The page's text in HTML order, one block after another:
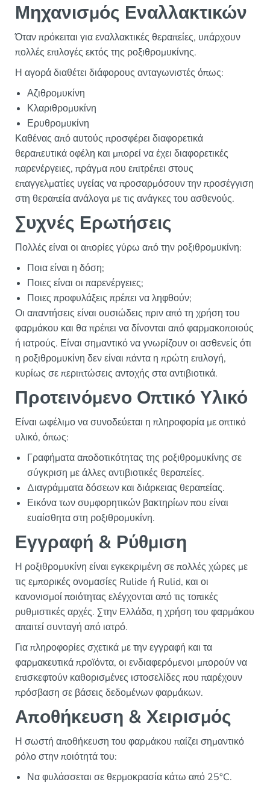
Μηχανισμός Εναλλακτικών
Όταν πρόκειται για εναλλακτικές θεραπείες, υπάρχουν
πολλές επιλογές εκτός της ροξιθρομυκίνης.
Η αγορά διαθέτει διάφορους ανταγωνιστές όπως:
Αζιθρομυκίνη
Κλαριθρομυκίνη
Ερυθρομυκίνη
Καθένας από αυτούς προσφέρει διαφορετικά
θεραπευτικά οφέλη και μπορεί να έχει διαφορετικές
παρενέργειες, πράγμα που επιτρέπει στους
επαγγελματίες υγείας να προσαρμόσουν την προσέγγιση
στη θεραπεία ανάλογα με τις ανάγκες του ασθενούς.
Συχνές Ερωτήσεις
Πολλές είναι οι απορίες γύρω από την ροξιθρομυκίνη:
Ποια είναι η δόση;
Ποιες είναι οι παρενέργειες;
Ποιες προφυλάξεις πρέπει να ληφθούν;
Οι απαντήσεις είναι ουσιώδεις πριν από τη χρήση του
φαρμάκου και θα πρέπει να δίνονται από φαρμακοποιούς
ή ιατρούς. Είναι σημαντικό να γνωρίζουν οι ασθενείς ότι
η ροξιθρομυκίνη δεν είναι πάντα η πρώτη επιλογή,
κυρίως σε περιπτώσεις αντοχής στα αντιβιοτικά.
Προτεινόμενο Οπτικό Υλικό
Είναι ωφέλιμο να συνοδεύεται η πληροφορία με οπτικό
υλικό, όπως:
Γραφήματα αποδοτικότητας της ροξιθρομυκίνης σε
σύγκριση με άλλες αντιβιοτικές θεραπείες.
Διαγράμματα δόσεων και διάρκειας θεραπείας.
Εικόνα των συμφορητικών βακτηρίων που είναι
ευαίσθητα στη ροξιθρομυκίνη.
Εγγραφή & Ρύθμιση
Η ροξιθρομυκίνη είναι εγκεκριμένη σε πολλές χώρες με
τις εμπορικές ονομασίες Rulide ή Rulid, και οι
κανονισμοί ποιότητας ελέγχονται από τις τοπικές
ρυθμιστικές αρχές. Στην Ελλάδα, η χρήση του φαρμάκου
απαιτεί συνταγή από ιατρό.
Για πληροφορίες σχετικά με την εγγραφή και τα
φαρμακευτικά προϊόντα, οι ενδιαφερόμενοι μπορούν να
επισκεφτούν καθορισμένες ιστοσελίδες που παρέχουν
πρόσβαση σε βάσεις δεδομένων φαρμάκων.
Αποθήκευση & Χειρισμός
Η σωστή αποθήκευση του φαρμάκου παίζει σημαντικό
ρόλο στην ποιότητά του:
Να φυλάσσεται σε θερμοκρασία κάτω από 25°C.